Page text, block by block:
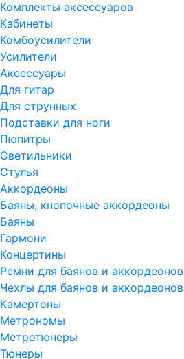
Комплекты аксессуаров
Кабинеты
Комбоусилители
Усилители
Аксессуары
Для гитар
Для струнных
Подставки для ноги
Пюпитры
Светильники
Стулья
Аккордеоны
Баяны, кнопочные аккордеоны
Баяны
Гармони
Концертины
Ремни для баянов и аккордеонов
Чехлы для баянов и аккордеонов
Камертоны
Метрономы
Метротюнеры
Тюнеры